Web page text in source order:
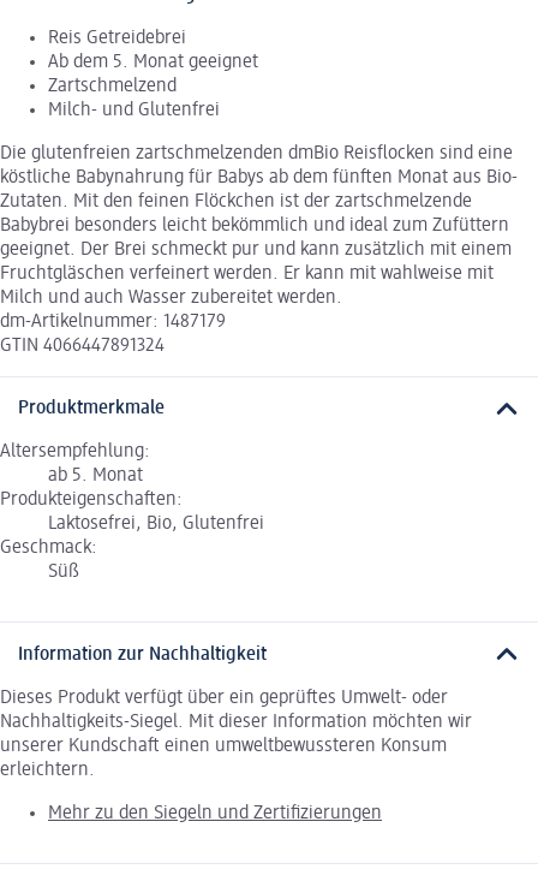
Reis Getreidebrei
Ab dem 5. Monat geeignet
Zartschmelzend
Milch- und Glutenfrei
Die glutenfreien zartschmelzenden dmBio Reisflocken sind eine
köstliche Babynahrung für Babys ab dem fünften Monat aus Bio-
Zutaten. Mit den feinen Flöckchen ist der zartschmelzende
Babybrei besonders leicht bekömmlich und ideal zum Zufüttern
geeignet. Der Brei schmeckt pur und kann zusätzlich mit einem
Fruchtgläschen verfeinert werden. Er kann mit wahlweise mit
Milch und auch Wasser zubereitet werden.
dm-Artikelnummer: 1487179
GTIN 4066447891324
Produktmerkmale
Altersempfehlung:
ab 5. Monat
Produkteigenschaften:
Laktosefrei, Bio, Glutenfrei
Geschmack:
Süß
Information zur Nachhaltigkeit
Dieses Produkt verfügt über ein geprüftes Umwelt- oder
Nachhaltigkeits-Siegel. Mit dieser Information möchten wir
unserer Kundschaft einen umweltbewussteren Konsum
erleichtern.
Mehr zu den Siegeln und Zertifizierungen